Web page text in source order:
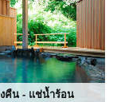
คืน - แช่น้ำร้อน